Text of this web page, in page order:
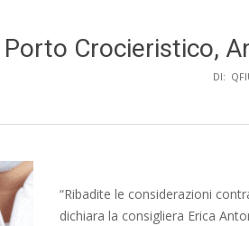
Porto Crocieristico,
DI:
“Ribadite le considerazioni
dichiara la consigliera Erica